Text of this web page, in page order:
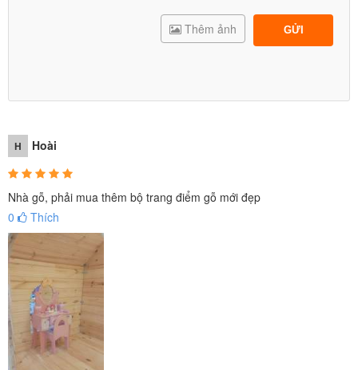
Bàn trang điểm của bé với nhiều đồ make up mô phỏng như thật,
kích thích trí tưởng tượng của bé, bé sẽ vô cùng thích thú
GỬI
Thêm ảnh
H Hoài
Nhà gỗ, phải mua thêm bộ trang điểm gỗ mới đẹp
0
Thích